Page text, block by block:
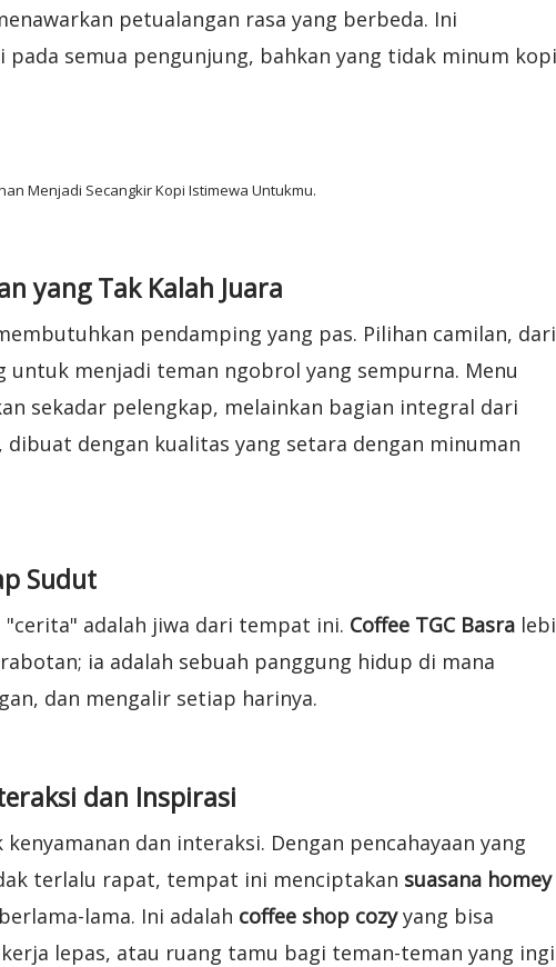
petualangan rasa yang berbeda. Ini
pada semua pengunjung, bahkan yang tidak minum kopi
Menjadi Secangkir Kopi Istimewa Untukmu.
yang Tak Kalah Juara
pendamping yang pas. Pilihan camilan, dari
untuk menjadi teman ngobrol yang sempurna. Menu
sekadar pelengkap, melainkan bagian integral dari
dengan kualitas yang setara dengan minuman
Sudut
"cerita" adalah jiwa dari tempat ini. Coffee TGC Basra
ia adalah sebuah panggung hidup di mana
dan mengalir setiap harinya.
dan Inspirasi
dan interaksi. Dengan pencahayaan yang
terlalu rapat, tempat ini menciptakan suasana homey
lama. Ini adalah coffee shop cozyyang bisa
lepas, atau ruang tamu bagi teman-teman yang